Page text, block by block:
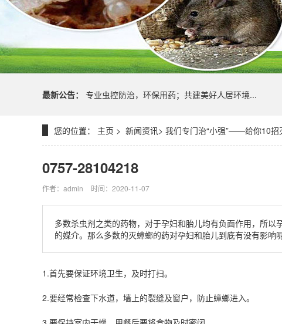
最新公告： 专业虫控防治，环保用药；共建美好人居环境...
您的位置： 主页 > 新闻资讯> 我们专门治“小强”——给你10招
0757-28104218
作者：admin 时间：2020-11-07
多数杀虫剂之类的药物，对于孕妇和胎儿均有负面作用，所
的媒介。那么多数的灭蟑螂的药对孕妇和胎儿到底有没有影响
1.首先要保证环境卫生，及时打扫。
2.要经常检查下水道，墙上的裂缝及窗户，防止蟑螂进入。